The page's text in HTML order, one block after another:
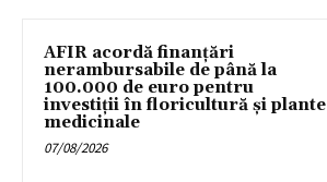
AFIR acordă finanțări
nerambursabile de până la
100.000 de euro pentru
investiții în floricultură și plante
medicinale
07/08/2026